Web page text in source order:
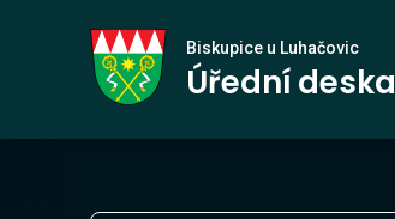
Biskupice
u Luhačovic
Biskupice u Luhačovic
Úřední deska